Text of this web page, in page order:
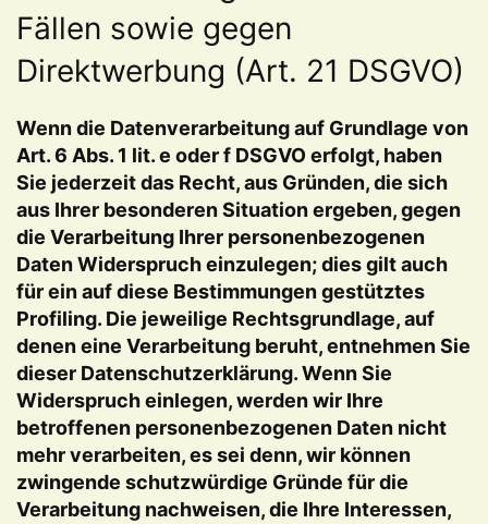
Fällen sowie gegen
Direktwerbung (Art. 21 DSGVO)
Wenn die Datenverarbeitung auf Grundlage von
Art. 6 Abs. 1 lit. e oder f DSGVO erfolgt, haben
Sie jederzeit das Recht, aus Gründen, die sich
aus Ihrer besonderen Situation ergeben, gegen
die Verarbeitung Ihrer personenbezogenen
Daten Widerspruch einzulegen; dies gilt auch
für ein auf diese Bestimmungen gestütztes
Profiling. Die jeweilige Rechtsgrundlage, auf
denen eine Verarbeitung beruht, entnehmen Sie
dieser Datenschutzerklärung. Wenn Sie
Widerspruch einlegen, werden wir Ihre
betroffenen personenbezogenen Daten nicht
mehr verarbeiten, es sei denn, wir können
zwingende schutzwürdige Gründe für die
Verarbeitung nachweisen, die Ihre Interessen,